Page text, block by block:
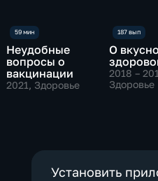
Неудобные
вопросы о
вакцинации
2021, Здоровье
О
2018 –
Здоровье
Установить